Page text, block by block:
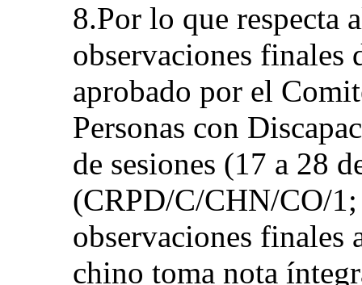
8.Por lo que respecta
observaciones
aprobado por el
Personas con
de sesiones (17 a 28
(CRPD/C/CHN/CO/1;
observaciones finales
chino toma nota